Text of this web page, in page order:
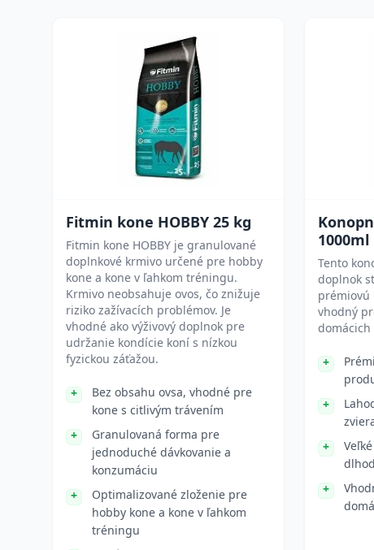
Fitmin kone HOBBY 25 kg
Fitmin kone HOBBY je granulované
doplnkové krmivo určené pre hobby
kone a kone v ľahkom tréningu.
Krmivo neobsahuje ovos, čo znižuje
riziko zažívacích problémov. Je
vhodné ako výživový doplnok pre
udržanie kondície koní s nízkou
fyzickou záťažou.
Bez obsahu ovsa, vhodné pre
kone s citlivým trávením
Granulovaná forma pre
jednoduché dávkovanie a
konzumáciu
Optimalizované zloženie pre
hobby kone a kone v ľahkom
tréningu
1000ml
Tento
doplnok
prémiovú
vhodný
domácich